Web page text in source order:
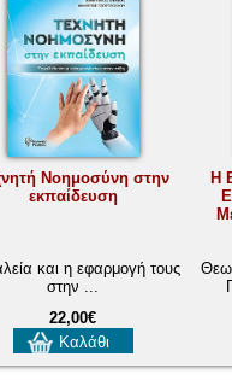
Νοημοσύνη στην
εκπαίδευση
και η εφαρμογή τους
στην ...
22,00€
Καλάθι
Η